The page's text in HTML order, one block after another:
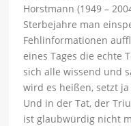
Horstmann (1949 –
Sterbejahre man
Fehlinformationen
eines Tages die echte
sich alle wissend und
wird es heißen, setzt
Und in der Tat, der
ist glaubwürdig nicht